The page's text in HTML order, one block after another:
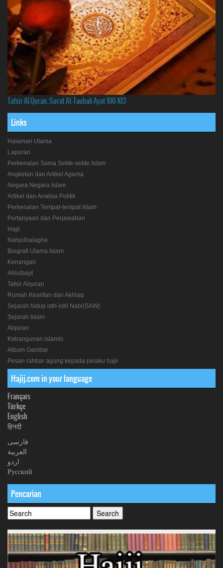
Tafsir Al-Quran, Surat At-Taubah Ayat 100-103
Links
Halaman Utama
Laporan
Perkenalan Sama Sekte-sekte Islam
Angketan dan Artikel Agama
Negara Negara Islam
Artikel dan Analisa Politik
Perkenalan Tempat-tempat Islam
Pertanyaan dan Perjawaban
Hajji
Nahjolbalaghe
Biografi Ulama Islam
Kenangan
Ahlulbayt
Tafsir Alquran
Rumah Kearifan dan Akhlaq
Sejarah hidup istri-istri Nabi(SAW)
Sejarah Islam
Alquran
Kebangunan islamis
Album Gambar
Pesan rahbar agung kepada pelaku hajii
Hajij.com in your language
Français
Türkçe
English
हिनदी
فارسی
العربیة
اردو
Русский
Pencarian